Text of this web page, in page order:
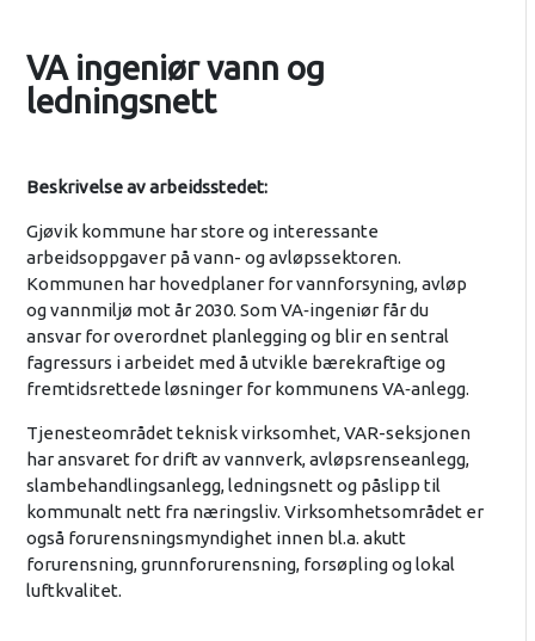
VA ingeniør vann og
ledningsnett
Beskrivelse av arbeidsstedet:
Gjøvik kommune har store og interessante
arbeidsoppgaver på vann- og avløpssektoren.
Kommunen har hovedplaner for vannforsyning, avløp
og vannmiljø mot år 2030. Som VA‑ingeniør får du
ansvar for overordnet planlegging og blir en sentral
fagressurs i arbeidet med å utvikle bærekraftige og
fremtidsrettede løsninger for kommunens VA‑anlegg.
Tjenesteområdet teknisk virksomhet, VAR-seksjonen
har ansvaret for drift av vannverk, avløpsrenseanlegg,
slambehandlingsanlegg, ledningsnett og påslipp til
kommunalt nett fra næringsliv. Virksomhetsområdet er
også forurensningsmyndighet innen bl.a. akutt
forurensning, grunnforurensning, forsøpling og lokal
luftkvalitet.